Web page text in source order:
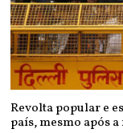
Revolta popular e
país, mesmo após